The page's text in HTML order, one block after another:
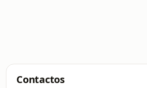
Contactos